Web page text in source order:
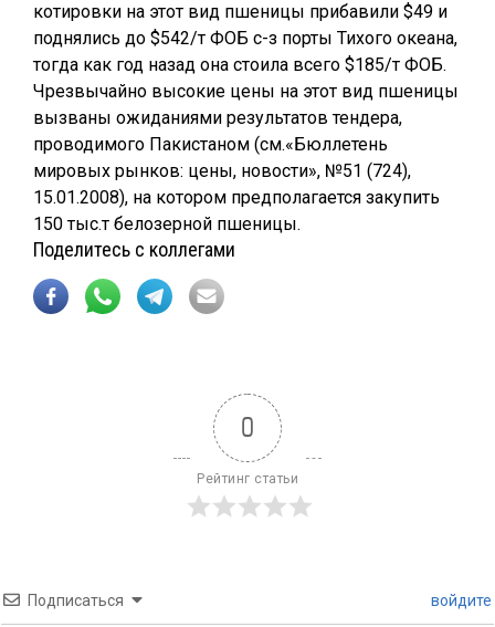
котировки на этот вид пшеницы прибавили $49 и
поднялись до $542/т ФОБ с-з порты Тихого океана,
тогда как год назад она стоила всего $185/т ФОБ.
Чрезвычайно высокие цены на этот вид пшеницы
вызваны ожиданиями результатов тендера,
проводимого Пакистаном (см.«Бюллетень
мировых рынков: цены, новости», №51 (724),
15.01.2008), на котором предполагается закупить
150 тыс.т белозерной пшеницы.
Поделитесь с коллегами
0
Рейтинг статьи
Подписаться войдите